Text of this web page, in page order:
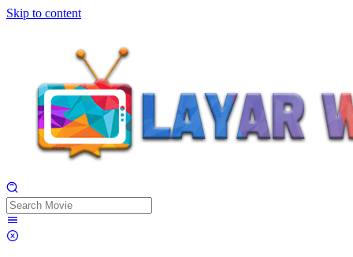
Skip to content